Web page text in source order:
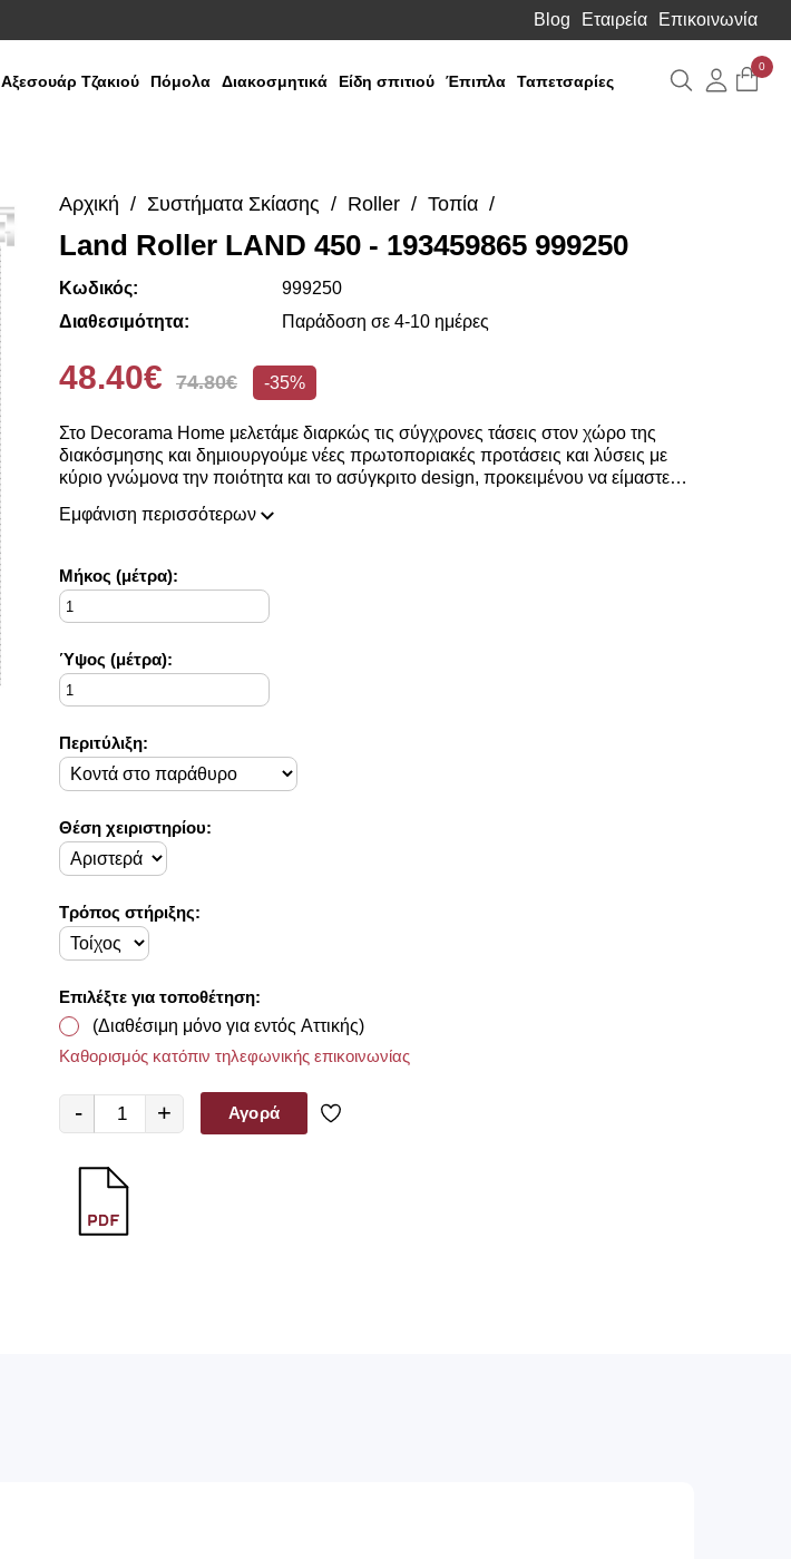
Blog Εταιρεία Επικοινωνία
Αξεσουάρ Τζακιού Πόμολα Διακοσμητικά Είδη σπιτιού Έπιπλα Ταπετσαρίες Αναζήτηση
0
Αρχική Συστήματα Σκίασης Roller Τοπία
Land Roller LAND 450 - 193459865 999250
Κωδικός:
999250
Διαθεσιμότητα:
Παράδοση σε 4-10 ημέρες
48.40€ 74.80€ -35%
Στο Decorama Home μελετάμε διαρκώς τις σύγχρονες τάσεις στον χώρο της
διακόσμησης και δημιουργούμε νέες πρωτοποριακές προτάσεις και λύσεις με
κύριο γνώμονα την ποιότητα και το ασύγκριτο design, προκειμένου να είμαστε
Η συλλογή μας ανανεώνεται ριζικά κάθε σεζόν και εμπλουτίζεται με φρέσκες
Στο Decorama Home έχουμε ως στόχο να χαρίσουμε χρώμα και ασύγκριτο στυλ
στο προσωπικό σας χώρο και να τον αναδείξουμε με τον πιο όμορφο τρόπο!
Εμφάνιση περισσότερων
Mήκος (μέτρα):
Ύψος (μέτρα):
Περιτύλιξη:
Θέση χειριστηρίου:
Τρόπος στήριξης:
Επιλέξτε για τοποθέτηση:
(Διαθέσιμη μόνο για εντός Αττικής)
Καθορισμός κατόπιν τηλεφωνικής επικοινωνίας
- + Αγορά